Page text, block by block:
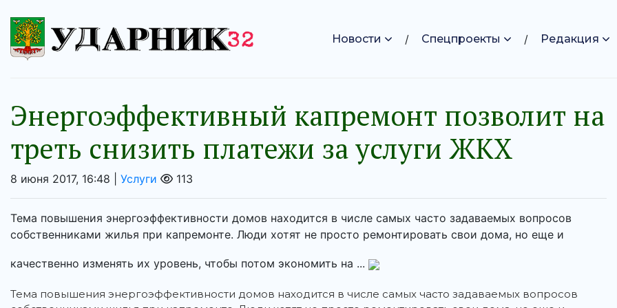
Новости Спецпроекты Редакция
Энергоэффективный капремонт позволит на
треть снизить платежи за услуги ЖКХ
8 июня 2017, 16:48 | Услуги 113
Тема повышения энергоэффективности домов находится в числе самых часто задаваемых вопросов
собственниками жилья при капремонте. Люди хотят не просто ремонтировать свои дома, но еще и
качественно изменять их уровень, чтобы потом экономить на ...
Тема повышения энергоэффективности домов находится в числе самых часто задаваемых вопросов